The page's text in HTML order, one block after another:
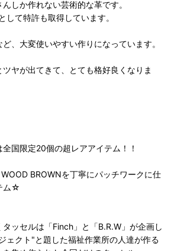
しか作れない芸術的な革です。
して特許も取得しています。
、大変使いやすい作りになっています。
ヤが出てきて、とても格好良くなりま
国限定20個の超レアアイテム！！
BROWNを丁寧にパッチワークに仕
ム☆
ッセルは「Finch」と「B.R.W」が企画し
ェクト"と題した福祉作業所の人達が作る